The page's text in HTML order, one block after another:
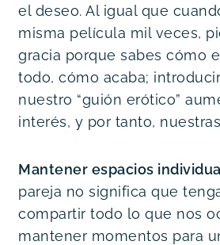
el deseo. Al igual que
misma película mil veces,
gracia porque sabes cómo
todo, cómo acaba;
nuestro “guión erótico”
interés, y por tanto,
Mantener espacios
pareja no significa que
compartir todo lo que nos
mantener momentos para